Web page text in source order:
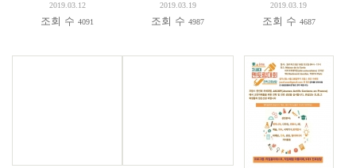
2019.03.12
조회 수4091
2019.03.19
조회 수4987
2019.03.19
조회 수 4687